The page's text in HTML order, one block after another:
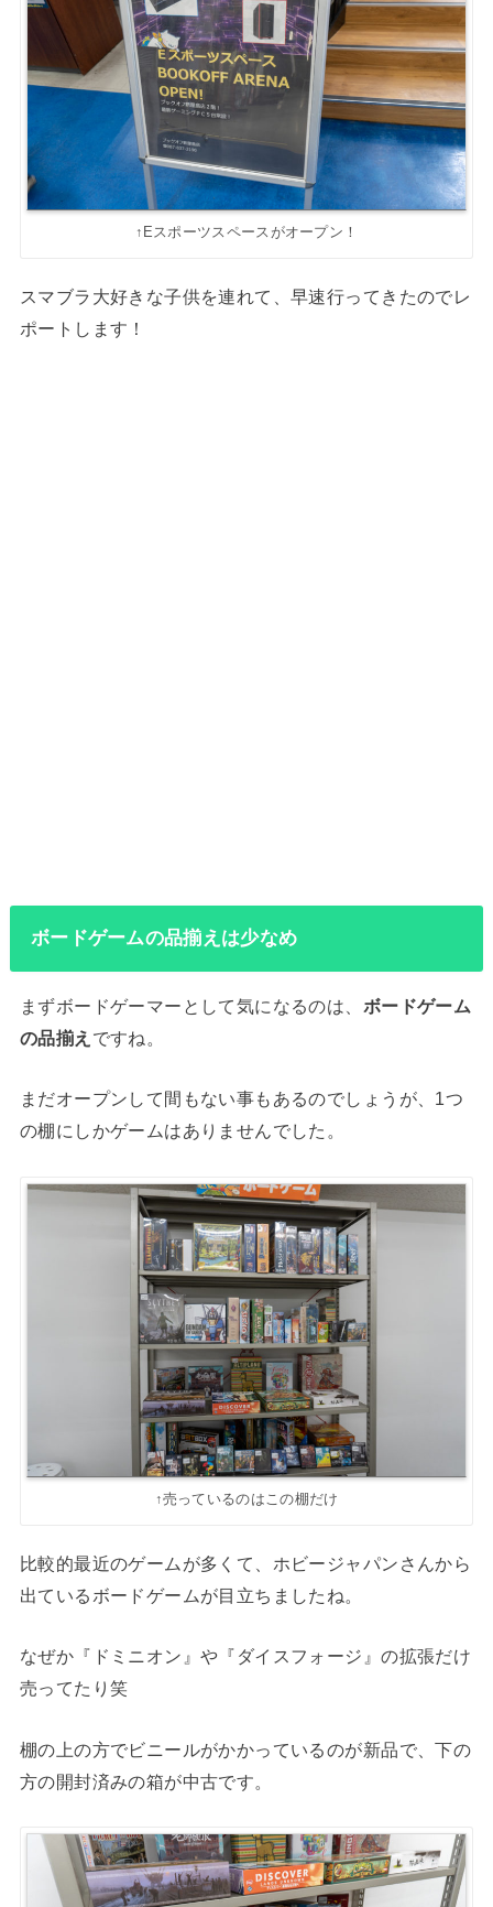
↑Eスポーツスペースがオープン！
スマブラ大好きな子供を連れて、早速行ってきたのでレ
ポートします！
ボードゲームの品揃えは少なめ
まずボードゲーマーとして気になるのは、 ボードゲーム
の品揃え ですね。
まだオープンして間もない事もあるのでしょうが、1つ
の棚にしかゲームはありませんでした。
↑売っているのはこの棚だけ
比較的最近のゲームが多くて、ホビージャパンさんから
出ているボードゲームが目立ちましたね。
なぜか『ドミニオン』や『ダイスフォージ』の拡張だけ
売ってたり笑
棚の上の方でビニールがかかっているのが新品で、下の
方の開封済みの箱が中古です。